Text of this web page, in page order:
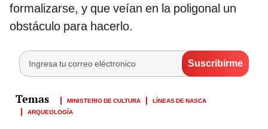
formalizarse, y que veían en la poligonal un
obstáculo para hacerlo.
MINISTERIO DE CULTURA
LÍNEAS DE NASCA
ARQUEOLOGÍA